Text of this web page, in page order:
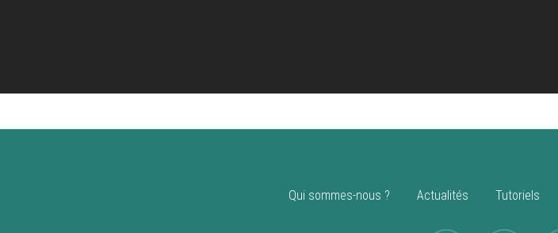
Qui sommes-nous ? Actualités Tutoriels